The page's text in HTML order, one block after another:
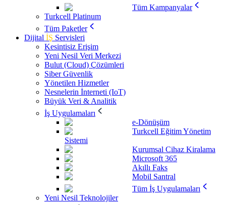
Tüm Kampanyalar
Turkcell Platinum
Tüm Paketler
Dijital İŞ Servisleri
Kesintisiz Erişim
Yeni Nesil Veri Merkezi
Bulut (Cloud) Çözümleri
Siber Güvenlik
Yönetilen Hizmetler
Nesnelerin İnterneti (IoT)
Büyük Veri & Analitik
İş Uygulamaları
e-Dönüşüm
Turkcell Eğitim Yönetim
Sistemi
Kurumsal Cihaz Kiralama
Microsoft 365
Akıllı Faks
Mobil Santral
Tüm İş Uygulamaları
Yeni Nesil Teknolojiler